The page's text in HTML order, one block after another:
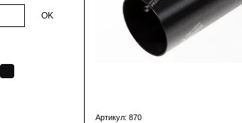
Артикул: 870
OK